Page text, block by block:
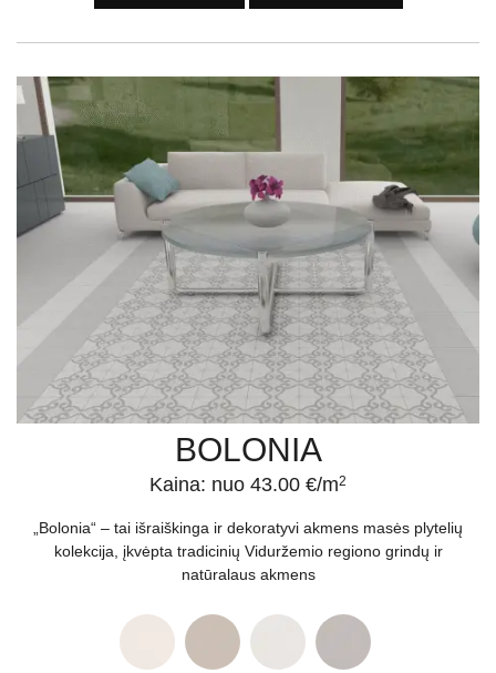
BOLONIA
Kaina: nuo 43.00 €/m2
„Bolonia“ – tai išraiškinga ir dekoratyvi akmens masės plytelių
kolekcija, įkvėpta tradicinių Viduržemio regiono grindų ir
natūralaus akmens